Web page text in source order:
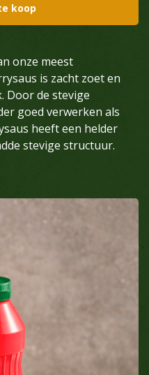
koop
onze meest
is zacht zoet en
Door de stevige
goed verwerken als
heeft een helder
stevige structuur.